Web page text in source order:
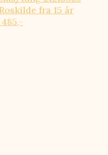
fra 15 år